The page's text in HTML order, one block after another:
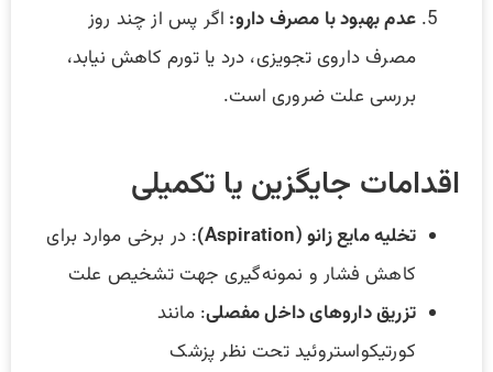
عدم بهبود با مصرف دارو: اگر پس از چند روز
مصرف داروی تجویزی، درد یا تورم کاهش نیابد،
بررسی علت ضروری است.
اقدامات جایگزین یا تکمیلی
تخلیه مایع زانو (Aspiration)
: در برخی موارد برای
کاهش فشار و نمونه‌گیری جهت تشخیص علت
تزریق داروهای داخل مفصلی: مانند
کورتیکواستروئید تحت نظر پزشک